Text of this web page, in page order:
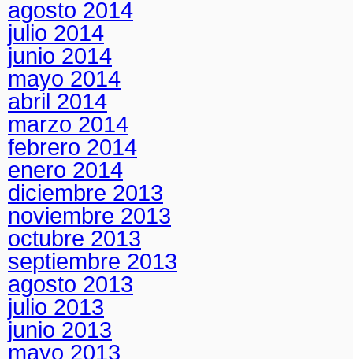
agosto 2014
julio 2014
junio 2014
mayo 2014
abril 2014
marzo 2014
febrero 2014
enero 2014
diciembre 2013
noviembre 2013
octubre 2013
septiembre 2013
agosto 2013
julio 2013
junio 2013
mayo 2013